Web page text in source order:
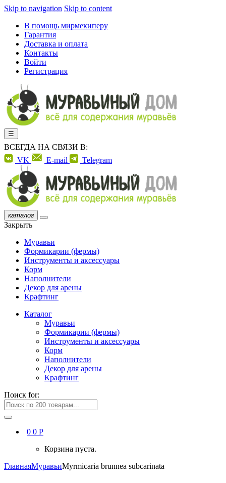
Skip to navigation Skip to content
В помощь мирмекиперу
Гарантия
Доставка и оплата
Контакты
Войти
Регистрация
☰
ВСЕГДА НА СВЯЗИ В:
VK
E-mail Telegram
каталог
Закрыть
Муравьи
Формикарии (фермы)
Инструменты и аксессуары
Корм
Наполнители
Декор для арены
Крафтинг
Каталог
Муравьи
Формикарии (фермы)
Инструменты и аксессуары
Корм
Наполнители
Декор для арены
Крафтинг
Поиск for:
0 0 Р
Корзина пуста.
ГлавнаяМуравьиMyrmicaria brunnea subcarinata